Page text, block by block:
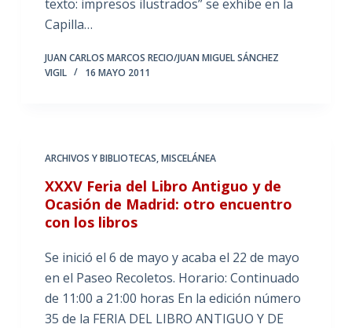
texto: impresos ilustrados” se exhibe en la
Capilla…
JUAN CARLOS MARCOS RECIO/JUAN MIGUEL SÁNCHEZ
VIGIL
16 MAYO 2011
ARCHIVOS Y BIBLIOTECAS,MISCELÁNEA
XXXV Feria del Libro Antiguo y de
Ocasión de Madrid: otro encuentro
con los libros
Se inició el 6 de mayo y acaba el 22 de mayo
en el Paseo Recoletos. Horario: Continuado
de 11:00 a 21:00 horas En la edición número
35 de la FERIA DEL LIBRO ANTIGUO Y DE